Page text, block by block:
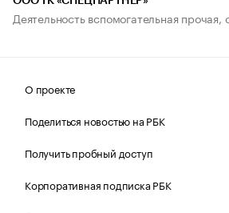
Деятельность вспомогательная прочая,
О проекте
Поделиться новостью на РБК
Получить пробный доступ
Корпоративная подписка РБК